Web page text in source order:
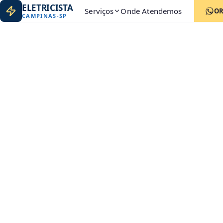
ELETRICISTA
CAMPINAS-SP Serviços Onde Atendemos